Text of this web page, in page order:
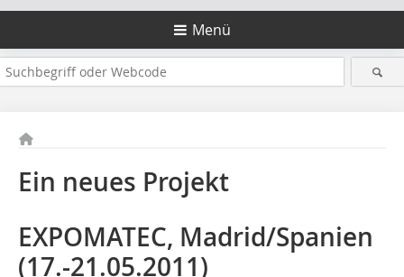
Menü
Ein neues Projekt
EXPOMATEC, Madrid/Spanien
(17.-21.05.2011)